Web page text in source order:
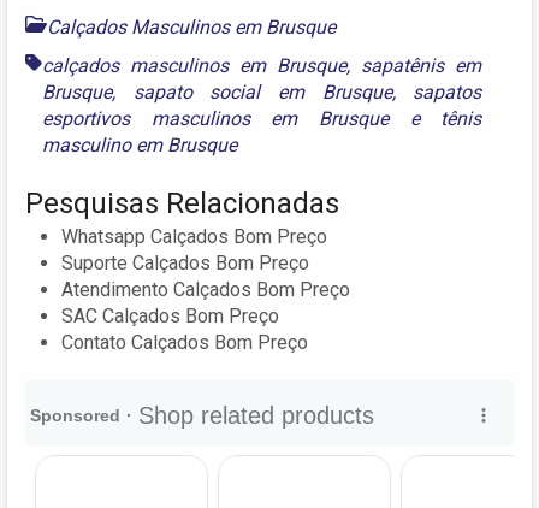
Calçados Masculinos em Brusque
calçados masculinos em Brusque, sapatênis em
Brusque, sapato social em Brusque, sapatos
esportivos masculinos em Brusquee tênis
masculino em Brusque
Pesquisas Relacionadas
Whatsapp Calçados Bom Preço
Suporte Calçados Bom Preço
Atendimento Calçados Bom Preço
SAC Calçados Bom Preço
Contato Calçados Bom Preço